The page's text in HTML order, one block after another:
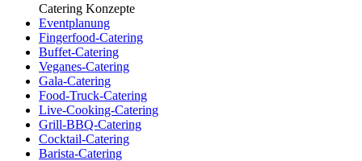
Catering Konzepte
Eventplanung
Fingerfood-Catering
Buffet-Catering
Veganes-Catering
Gala-Catering
Food-Truck-Catering
Live-Cooking-Catering
Grill-BBQ-Catering
Cocktail-Catering
Barista-Catering